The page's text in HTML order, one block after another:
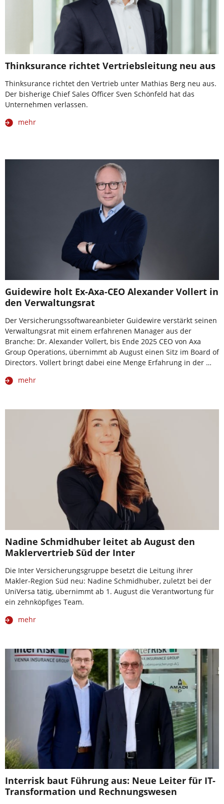
Thinksurance richtet Vertriebsleitung neu aus
Thinksurance richtet den Vertrieb unter Mathias Berg neu aus.
Der bisherige Chief Sales Officer Sven Schönfeld hat das
Unternehmen verlassen.
mehr
Guidewire holt Ex-Axa-CEO Alexander Vollert in
den Verwaltungsrat
Der Versicherungssoftwareanbieter Guidewire verstärkt seinen
Verwaltungsrat mit einem erfahrenen Manager aus der
Branche: Dr. Alexander Vollert, bis Ende 2025 CEO von Axa
Group Operations, übernimmt ab August einen Sitz im Board of
Directors. Vollert bringt dabei eine Menge Erfahrung in der …
mehr
Nadine Schmidhuber leitet ab August den
Maklervertrieb Süd der Inter
Die Inter Versicherungsgruppe besetzt die Leitung ihrer
Makler-Region Süd neu: Nadine Schmidhuber, zuletzt bei der
UniVersa tätig, übernimmt ab 1. August die Verantwortung für
ein zehnköpfiges Team.
mehr
Interrisk baut Führung aus: Neue Leiter für IT-
Transformation und Rechnungswesen